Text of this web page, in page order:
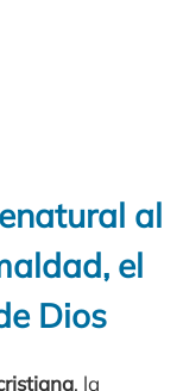
al
el
Dios
, la